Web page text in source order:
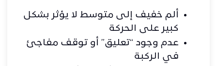
ألم خفيف إلى متوسط لا يؤثر بشكل
كبير على الحركة
عدم وجود “تعليق” أو توقف مفاجئ
في الركبة